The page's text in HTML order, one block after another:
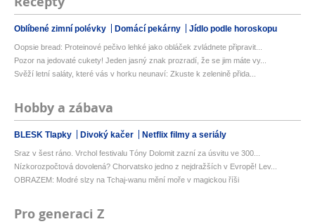
Oblíbené zimní polévky Domácí pekárny Jídlo podle horoskopu
Oopsie bread: Proteinové pečivo lehké jako obláček zvládnete připravit...
Pozor na jedovaté cukety! Jeden jasný znak prozradí, že se jim máte vy...
Svěží letní saláty, které vás v horku neunaví: Zkuste k zelenině přida...
Hobby a zábava
BLESK Tlapky Divoký kačer Netflix filmy a seriály
Sraz v šest ráno. Vrchol festivalu Tóny Dolomit zazní za úsvitu ve 300...
Nízkorozpočtová dovolená? Chorvatsko jedno z nejdražších v Evropě! Lev...
OBRAZEM: Modré slzy na Tchaj-wanu mění moře v magickou říši
Pro generaci Z